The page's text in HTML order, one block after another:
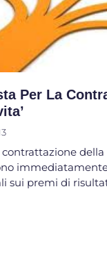
Per La
della
sui premi di